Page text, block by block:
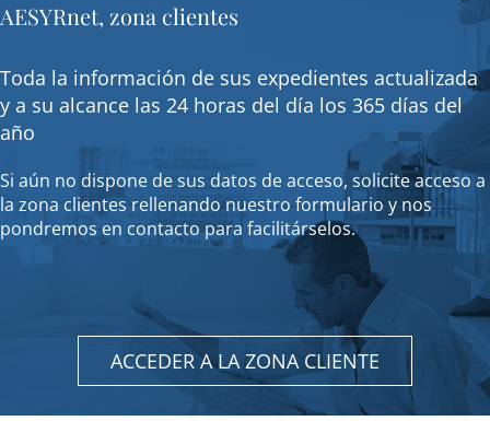
AESYRnet, zona clientes
Toda la información de sus expedientes actualizada
y a su alcance las 24 horas del día los 365 días del
año
Si aún no dispone de sus datos de acceso, solicite acceso a
la zona clientes rellenando nuestro formulario y nos
pondremos en contacto para facilitárselos.
ACCEDER A LA ZONA CLIENTE